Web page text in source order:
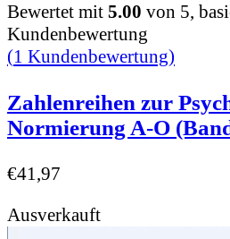
Bewertet mit 5.00 von 5,
Kundenbewertung
(1 Kundenbewertung)
Zahlenreihen zur
Normierung A-O
€41,97
Ausverkauft